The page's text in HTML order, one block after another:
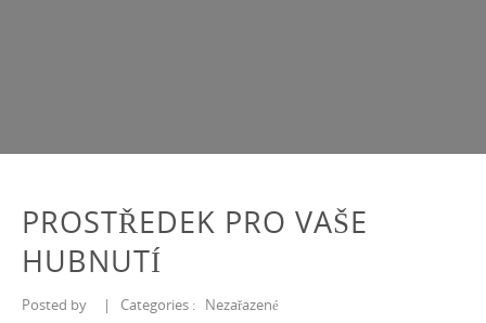
PROSTŘEDEK PRO VAŠE
HUBNUTÍ
Posted by | Categories : Nezařazené